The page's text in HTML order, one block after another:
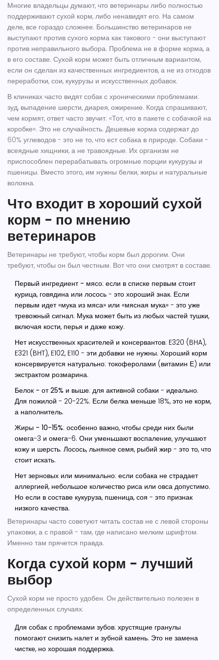
Многие владельцы думают, что ветеринары либо полностью
поддерживают сухой корм, либо ненавидят его. На самом
деле, все гораздо сложнее. Большинство ветеринаров не
выступают против сухого корма как такового - они выступают
против неправильного выбора. Проблема не в форме корма, а
в его составе. Сухой корм может быть отличным вариантом,
если он сделан из качественных ингредиентов, а не из отходов
переработки, сои, кукурузы и искусственных добавок.
В клиниках часто видят собак с хроническими проблемами:
зуд, выпадение шерсти, диарея, ожирение. Когда спрашивают,
чем кормят, ответ часто звучит: «Тот, что в пакете с собачкой на
коробке». Это не случайность. Дешевые корма содержат до
60% углеводов - это не то, что ест собака в природе. Собаки -
всеядные хищники, а не травоядные. Их организм не
приспособлен перерабатывать огромные порции кукурузы и
пшеницы. Вместо этого, им нужны белки, жиры и натуральные
волокна.
Что входит в хороший сухой
корм - по мнению
ветеринаров
Ветеринары не требуют, чтобы корм был дорогим. Они
требуют, чтобы он был честным. Вот что они смотрят в составе:
Первый ингредиент - мясо: если в списке первым стоит
курица, говядина или лосось - это хороший знак. Если
первым идет «мука из мяса» или «мясная мука» - это уже
тревожный сигнал. Мука может быть из любых частей тушки,
включая кости, перья и даже кожу.
Нет искусственных красителей и консервантов: E320 (BHA),
E321 (BHT), E102, E110 - эти добавки не нужны. Хороший корм
консервируется натурально: токоферолами (витамин Е) или
экстрактом розмарина.
Белок - от 25% и выше: для активной собаки - идеально.
Для пожилой - 20-22%. Если белка меньше 18%, это не корм,
а наполнитель.
Жиры - 10-15%: особенно важно, чтобы среди них были
омега-3 и омега-6. Они уменьшают воспаление, улучшают
кожу и шерсть. Лосось, льняное семя, рыбий жир - это то, что
стоит искать.
Нет зерновых или минимально: если собака не страдает
аллергией, небольшое количество риса или овса допустимо.
Но если в составе кукуруза, пшеница, соя - это признак
низкого качества.
Ветеринары часто советуют читать состав не с левой стороны
упаковки, а с правой - там, где написано мелким шрифтом.
Именно там прячется правда.
Когда сухой корм - лучший
выбор
Сухой корм не просто удобен. Он действительно полезен в
определенных случаях:
Для собак с проблемами зубов: хрустящие гранулы
помогают снизить налет и зубной камень. Это не замена
чистке, но хорошая поддержка.